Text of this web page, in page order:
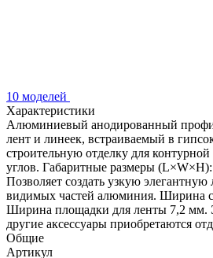
10 моделей
Характеристики
Алюминиевый анодированный
лент и линеек, встраиваемый в
строительную отделку для
углов. Габаритные размеры
Позволяет создать узкую элегантную
видимых частей алюминия. Ширина
Ширина площадки для ленты 7,2 мм.
другие аксессуары приобретаются
Общие
Артикул